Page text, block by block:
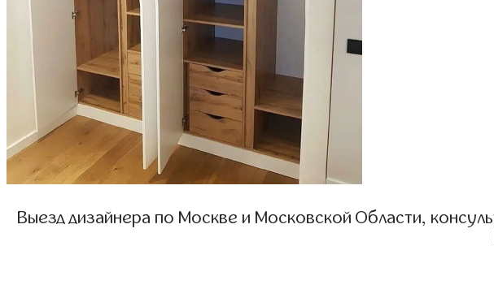
Выезд дизайнера по Москве и Московской Области,